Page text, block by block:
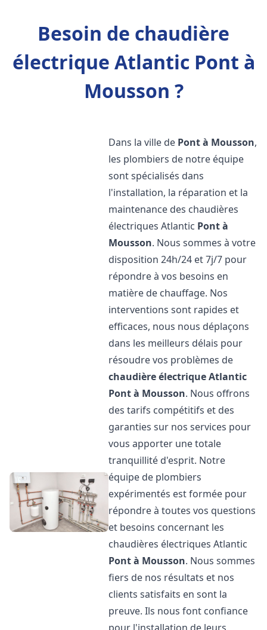
Besoin de chaudière
électrique Atlantic Pont à
Mousson ?
Dans la ville de Pont à Mousson,
les plombiers de notre équipe
sont spécialisés dans
l'installation, la réparation et la
maintenance des chaudières
électriques Atlantic Pont à
Mousson. Nous sommes à votre
disposition 24h/24 et 7j/7 pour
répondre à vos besoins en
matière de chauffage. Nos
interventions sont rapides et
efficaces, nous nous déplaçons
dans les meilleurs délais pour
résoudre vos problèmes de
chaudière électrique Atlantic
Pont à Mousson. Nous offrons
des tarifs compétitifs et des
garanties sur nos services pour
vous apporter une totale
tranquillité d'esprit. Notre
équipe de plombiers
expérimentés est formée pour
répondre à toutes vos questions
et besoins concernant les
chaudières électriques Atlantic
Pont à Mousson. Nous sommes
fiers de nos résultats et nos
clients satisfaits en sont la
preuve. Ils nous font confiance